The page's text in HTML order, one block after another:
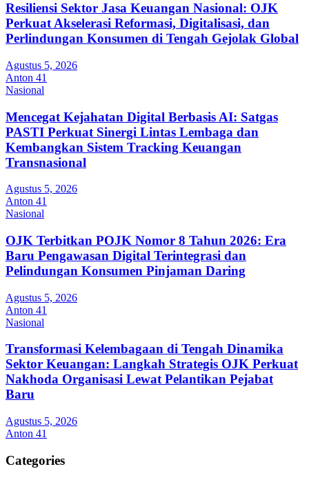
Resiliensi Sektor Jasa Keuangan Nasional: OJK
Perkuat Akselerasi Reformasi, Digitalisasi, dan
Perlindungan Konsumen di Tengah Gejolak Global
Agustus 5, 2026
Anton 41
Nasional
Mencegat Kejahatan Digital Berbasis AI: Satgas
PASTI Perkuat Sinergi Lintas Lembaga dan
Kembangkan Sistem Tracking Keuangan
Transnasional
Agustus 5, 2026
Anton 41
Nasional
OJK Terbitkan POJK Nomor 8 Tahun 2026: Era
Baru Pengawasan Digital Terintegrasi dan
Pelindungan Konsumen Pinjaman Daring
Agustus 5, 2026
Anton 41
Nasional
Transformasi Kelembagaan di Tengah Dinamika
Sektor Keuangan: Langkah Strategis OJK Perkuat
Nakhoda Organisasi Lewat Pelantikan Pejabat
Baru
Agustus 5, 2026
Anton 41
Categories